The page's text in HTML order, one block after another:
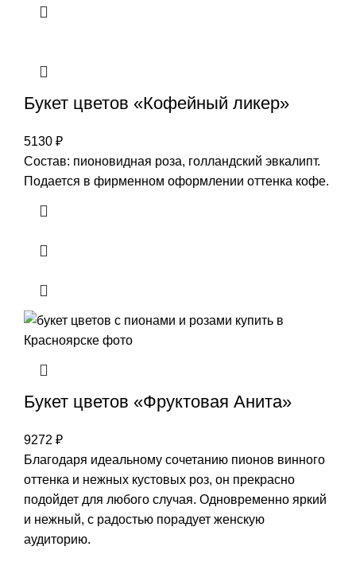
Букет цветов «Кофейный ликер»
5130 ₽
Состав: пионовидная роза, голландский эвкалипт.
Подается в фирменном оформлении оттенка кофе.
Букет цветов «Фруктовая Анита»
9272 ₽
Благодаря идеальному сочетанию пионов винного
оттенка и нежных кустовых роз, он прекрасно
подойдет для любого случая. Одновременно яркий
и нежный, с радостью порадует женскую
аудиторию.